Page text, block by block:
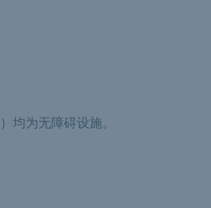
均为无障碍设施。